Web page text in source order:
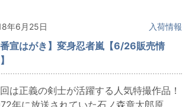
年6月25日 入荷情報
番宣はがき】変身忍者嵐【6/26販売情
は正義の剣士が活躍する人気特撮作品！
年に放送されていた石ノ森章太郎原